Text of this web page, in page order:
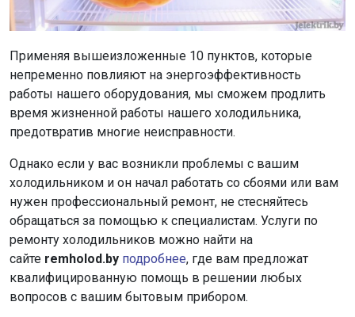
Применяя вышеизложенные 10 пунктов, которые
непременно повлияют на энергоэффективность
работы нашего оборудования, мы сможем продлить
время жизненной работы нашего холодильника,
предотвратив многие неисправности.
Однако если у вас возникли проблемы с вашим
холодильником и он начал работать со сбоями или вам
нужен профессиональный ремонт, не стесняйтесь
обращаться за помощью к специалистам. Услуги по
ремонту холодильников можно найти на
сайте remholod.by подробнее, где вам предложат
квалифицированную помощь в решении любых
вопросов с вашим бытовым прибором.